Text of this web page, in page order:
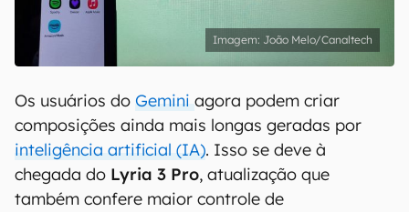
João Melo/Canaltech
Os usuários do Gemini agora podem criar
composições ainda mais longas geradas por
inteligência artificial (IA). Isso se deve à
chegada do Lyria 3 Pro, atualização que
também confere maior controle de